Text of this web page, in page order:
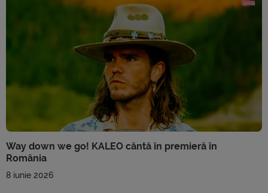
Way down we go! KALEO cântă în premieră în
România
8 iunie 2026